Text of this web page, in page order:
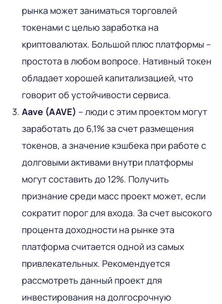
рынка может заниматься торговлей
токенами с целью заработка на
криптовалютах. Большой плюс платформы –
простота в любом вопросе. Нативный токен
обладает хорошей капитализацией, что
говорит об устойчивости сервиса.
Aave (AAVE) – люди с этим проектом могут
заработать до 6,1% за счет размещения
токенов, а значение кэшбека при работе с
долговыми активами внутри платформы
могут составить до 12%. Получить
признание среди масс проект может, если
сократит порог для входа. За счет высокого
процента доходности на рынке эта
платформа считается одной из самых
привлекательных. Рекомендуется
рассмотреть данный проект для
инвестирования на долгосрочную